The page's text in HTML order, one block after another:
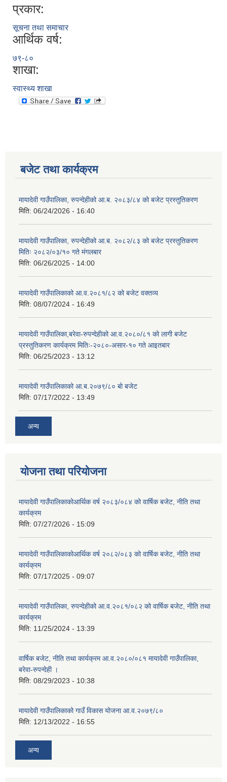
प्रकार:
सूचना तथा समाचार
आर्थिक वर्ष:
७९-८०
शाखा:
स्वास्थ्य शाखा
बजेट तथा कार्यक्रम
मायादेवी गाउँपालिका, रुपन्देहीको आ.ब. २०८३/८४ को बजेट प्रस्तुतिकरण
मिति: 06/24/2026 - 16:40
मायादेवी गाउँपालिका, रुपन्देहीको आ.ब. २०८२/८३ को बजेट प्रस्तुतिकरण
मितिः २०८२/०३/१० गते मंगलबार
मिति: 06/26/2025 - 14:00
मायादेवी गाउँपालिकाको आ.व.२०८१/८२ को बजेट वक्तव्य
मिति: 08/07/2024 - 16:49
मायादेवी गाउँपालिका,बरेवा-रुपन्देहीको आ.व.२०८०/८१ को लागी बजेट
प्रस्तुतिकरण कार्यक्रम मितिः-२०८०-असार-१० गते आइतबार
मिति: 06/25/2023 - 13:12
मायादेवी गाउँपालिकाको आ.ब.२०७९/८० बो बजेट
मिति: 07/17/2022 - 13:49
अन्य
योजना तथा परियोजना
मायादेवी गाउँपालिकाकोआर्थिक वर्ष २०८३/०८४ को वार्षिक बजेट, नीति तथा
कार्यक्रम
मिति: 07/27/2026 - 15:09
मायादेवी गाउँपालिकाकोआर्थिक वर्ष २०८२/०८३ को वार्षिक बजेट, नीति तथा
कार्यक्रम
मिति: 07/17/2025 - 09:07
मायादेवी गाउँपालिका, रुपन्देहीको आ.व.२०८१/०८२ को वार्षिक बजेट, नीति तथा
कार्यक्रम
मिति: 11/25/2024 - 13:39
वार्षिक बजेट, नीति तथा कार्यक्रम आ.व.२०८०/०८१ मायादेवी गाउँपालिका,
बरेवा-रुपन्देही ।
मिति: 08/29/2023 - 10:38
मायादेवी गाउँपालिकाको गाउँ विकास योजना आ.व.२०७९/८०
मिति: 12/13/2022 - 16:55
अन्य